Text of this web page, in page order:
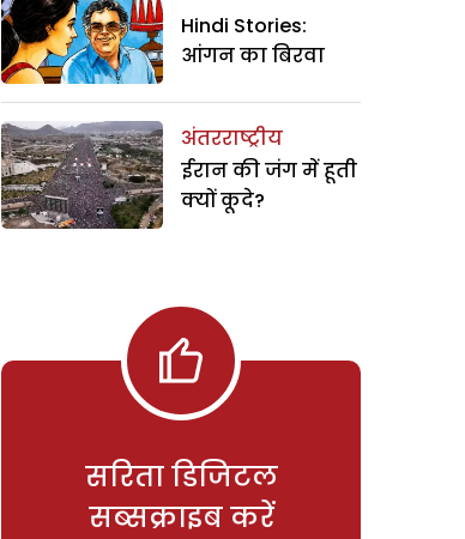
Hindi Stories:
आंगन का बिरवा
अंतरराष्ट्रीय
ईरान की जंग में हूती
क्यों कूदे?
सरिता डिजिटल
सब्सक्राइब करें